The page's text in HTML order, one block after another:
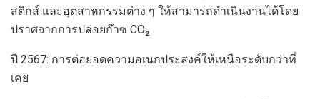
สติกส์ และอุตสาหกรรมต่าง ๆ ให้สามารถดำเนินงานได้โดย
ปราศจากการปล่อยก๊าซ CO₂
ปี 2567: การต่อยอดความอเนกประสงค์ให้เหนือระดับกว่าที่
เคย